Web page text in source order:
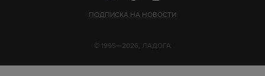
ПОДПИСКА НА НОВОСТИ
© 1995—2026, ЛАДОГА